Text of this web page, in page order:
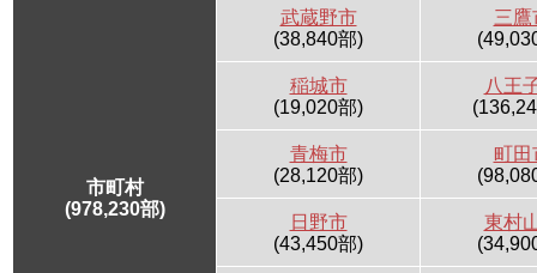
市町村
(978,230部)
武蔵野市
(38,840部)
三鷹
稲城市
(19,020部)
八王
青梅市
(28,120部)
町田
日野市
(43,450部)
東村